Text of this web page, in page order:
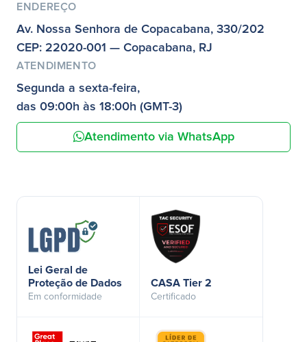
ENDEREÇO
Av. Nossa Senhora de Copacabana, 330/202
CEP: 22020-001 — Copacabana, RJ
ATENDIMENTO
Segunda a sexta-feira,
das 09:00h às 18:00h (GMT-3)
Atendimento via WhatsApp
Lei Geral de
Proteção de Dados
Em conformidade
CASA Tier 2
Certificado